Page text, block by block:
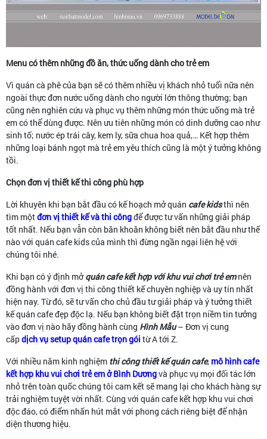
Menu có thêm những đồ ăn, thức uống dành cho trẻ em
Vì quán cà phê của bạn sẽ có thêm nhiều vị khách nhỏ tuổi nữa nên
ngoài thực đơn nước uống dành cho người lớn thông thường; bạn
cũng nên nghiên cứu và phục vụ thêm những món thức uống mà trẻ
em có thể dùng được. Nên ưu tiên những món có dinh dưỡng cao như
sinh tố; nước ép trái cây, kem ly, sữa chua hoa quả,… Kết hợp thêm
những loại bánh ngọt mà trẻ em yêu thích cũng là một ý tưởng không
tồi.
Chọn đơn vị thiết kế thi công phù hợp
Lời khuyên khi bạn bắt đầu có kế hoạch mở quán cafe kidsthì nên
tìm mộtđơn vị thiết kế và thi côngđể được tư vấn những giải pháp
tốt nhất. Nếu bạn vẫn còn băn khoăn không biết nên bắt đầu như thế
nào với quán cafe kids của mình thì đừng ngần ngại liên hệ với
chúng tôi nhé.
Khi bạn có ý định mởquán cafe kết hợp với khu vui chơi trẻ emnên
đồng hành với đơn vị thi công thiết kế chuyên nghiệp và uy tín nhất
hiện nay. Từ đó, sẽ tư vấn cho chủ đầu tư giải pháp và ý tưởng thiết
kế quán cafe đẹp độc lạ. Nếu bạn không biết đặt trọn niềm tin tưởng
vào đơn vị nào hãy đồng hành cùng Hình Mẫu– Đơn vị cung
cấpdịch vụ setup quán cafe trọn gói từ A tới Z.
Với nhiều năm kinh nghiệm thi công thiết kế quán cafe, mô hình cafe
kết hợp khu vui chơi trẻ em ở Bình Dươngvà phục vụ mọi đối tác lớn
nhỏ trên toàn quốc chúng tôi cam kết sẽ mang lại cho khách hàng sự
trải nghiệm tuyệt vời nhất. Cùng với quán cafe kết hợp khu vui chơi
độc đáo, có điểm nhấn hút mắt với phong cách riêng biệt để nhận
diện thương hiệu.